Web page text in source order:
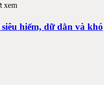
xem
hiếm, dữ dằn và khó